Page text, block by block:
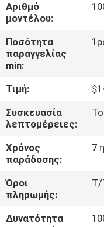
ΠΟΙΟΤΙΚΌΣ
ΈΛΕΓΧΟΣ
ΕΛΆΤΕ
ΣΕ
ΕΠΑΦΉ
ΜΕ
ΖΗΤΉΣΤΕ
ΈΝΑ
Αριθμό
μοντέλου:
Ποσότητα
παραγγελίας
min:
Τιμή:
Συσκευασία
λεπτομέρειες:
Χρόνος
παράδοσης:
7
Όροι
πληρωμής:
T/
Δυνατότητα